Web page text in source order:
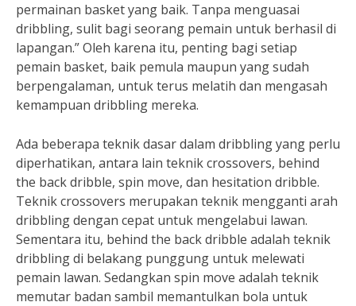
permainan basket yang baik. Tanpa menguasai
dribbling, sulit bagi seorang pemain untuk berhasil di
lapangan.” Oleh karena itu, penting bagi setiap
pemain basket, baik pemula maupun yang sudah
berpengalaman, untuk terus melatih dan mengasah
kemampuan dribbling mereka.
Ada beberapa teknik dasar dalam dribbling yang perlu
diperhatikan, antara lain teknik crossovers, behind
the back dribble, spin move, dan hesitation dribble.
Teknik crossovers merupakan teknik mengganti arah
dribbling dengan cepat untuk mengelabui lawan.
Sementara itu, behind the back dribble adalah teknik
dribbling di belakang punggung untuk melewati
pemain lawan. Sedangkan spin move adalah teknik
memutar badan sambil memantulkan bola untuk